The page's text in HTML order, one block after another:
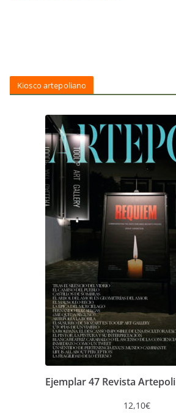
Kiosco artepoliano
Ejemplar 47 Revista Artepoli
12,10€